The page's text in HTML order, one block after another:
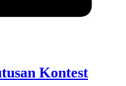
Kontest